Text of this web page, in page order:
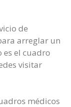
de
arreglar un
es el cuadro
visitar
médicos